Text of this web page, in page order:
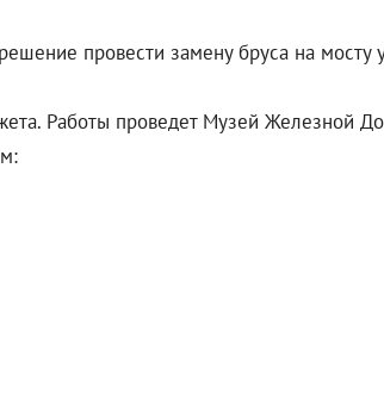
провести замену бруса на
Работы проведет Музей Железной